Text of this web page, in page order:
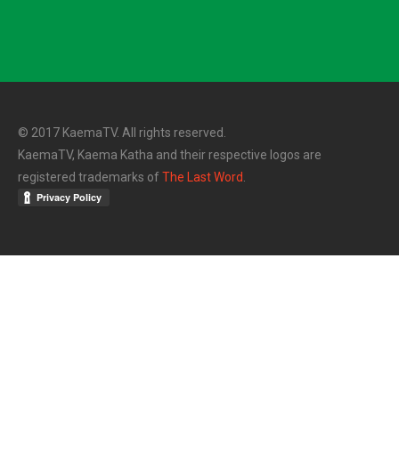
© 2017 KaemaTV. All rights reserved.
KaemaTV, Kaema Katha and their respective logos are
registered trademarks of The Last Word